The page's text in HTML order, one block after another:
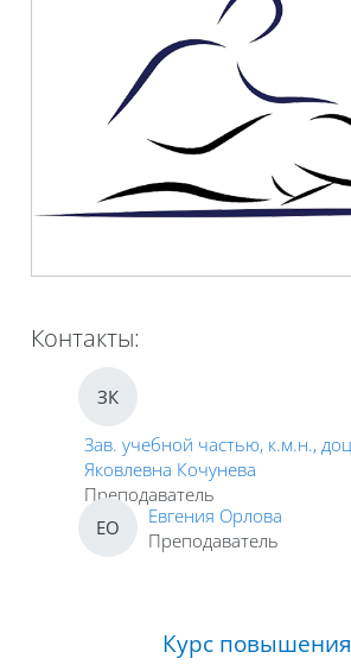
Контакты:
ЗК
Зав. учебной частью, к.м.н.,
Яковлевна Кочунева
Преподаватель
ЕО
Евгения Орлова
Преподаватель
Курс